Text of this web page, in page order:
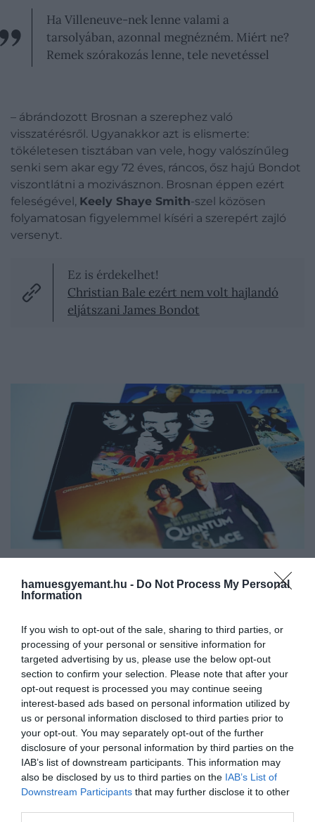
hamuesgyemant.hu - Do Not Process My Personal
Information
If you wish to opt-out of the sale, sharing to third parties, or
processing of your personal or sensitive information for
targeted advertising by us, please use the below opt-out
section to confirm your selection. Please note that after your
opt-out request is processed you may continue seeing
interest-based ads based on personal information utilized by
us or personal information disclosed to third parties prior to
your opt-out. You may separately opt-out of the further
disclosure of your personal information by third parties on the
IAB’s list of downstream participants. This information may
also be disclosed by us to third parties on the IAB’s List of
Downstream Participants that may further disclose it to other
Ha Villeneuve-nek lenne valami a
tarsolyában, azonnal megnézném. Miért ne?
Remek szórakozás lenne, tele nevetéssel
– ábrándozott Brosnan a szerephez való
visszatérésről. Ugyanakkor azt is elismerte:
tökéletesen tisztában van vele, hogy valószínűleg
senki sem akar egy 72 éves, ráncos, ősz hajú Bondot
viszontlátni a mozivásznon. Brosnan éppen ezért
feleségével, Keely Shaye Smith-szel közösen
folyamatosan figyelemmel kíséri a szerepért zajló
versenyt.
Ez is érdekelhet!
Christian Bale ezért nem volt hajlandó
eljátszani James Bondot
Fotó:Kraft74/Shutterstock
tovább a 007-es ügynök örökségét. Az Amazon
MGM Studios új korszakot nyit a franchise
történetében, de a főszereplő nevét még mindig
nem jelentették be hivatalosan. A rajongók
találgatásai és az iparági pletykák olyan színészeket
tartanak esélyesnek, mintJames Norton, Damson
Idris, Tom Hardy, Henry Cavill, Regé-Jean Page,
Richard MaddenvagyAaron Taylor-Johnson.
Annyi biztos, hogy a többség szerint Bond karaktere
továbbra is férfi kell, hogy maradjon. Brosnan és a
Gengsztervilágcímű sorozatban, valamint a